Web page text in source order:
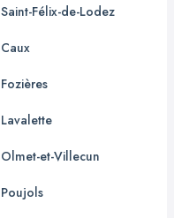
Saint-Félix-de-Lodez
Caux
Fozières
Lavalette
Olmet-et-Villecun
Poujols